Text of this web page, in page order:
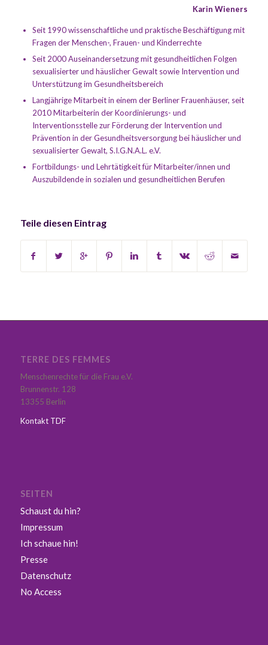
Karin Wieners
Seit 1990 wissenschaftliche und praktische Beschäftigung mit
Fragen der Menschen-, Frauen- und Kinderrechte
Seit 2000 Auseinandersetzung mit gesundheitlichen Folgen
sexualisierter und häuslicher Gewalt sowie Intervention und
Unterstützung im Gesundheitsbereich
Langjährige Mitarbeit in einem der Berliner Frauenhäuser, seit
2010 Mitarbeiterin der Koordinierungs- und
Interventionsstelle zur Förderung der Intervention und
Prävention in der Gesundheitsversorgung bei häuslicher und
sexualisierter Gewalt, S.I.G.N.A.L. e.V.
Fortbildungs- und Lehrtätigkeit für Mitarbeiter/innen und
Auszubildende in sozialen und gesundheitlichen Berufen
Teile diesen Eintrag
TERRE DES FEMMES
Menschenrechte für die Frau e.V.
Brunnenstr. 128
13355 Berlin
Kontakt TDF
SEITEN
Schaust du hin?
Impressum
Ich schaue hin!
Presse
Datenschutz
No Access